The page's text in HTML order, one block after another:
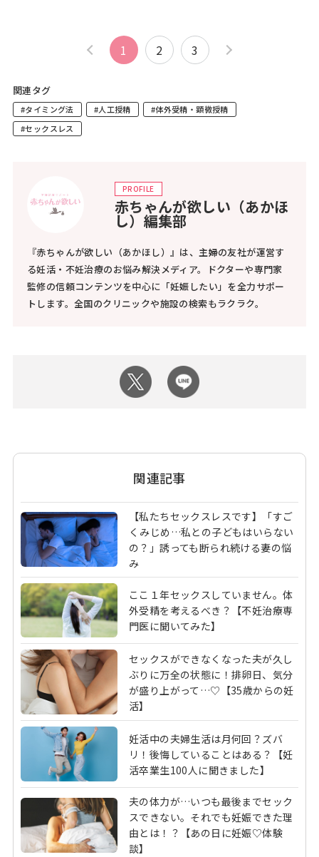
1 2 3
関連タグ
#タイミング法 #人工授精
#体外受精・顕微授精
#セックスレス
PROFILE
赤ちゃんが欲しい（あかほ
し）編集部
『赤ちゃんが欲しい（あかほし）』は、主婦の友社が運営す
る妊活・不妊治療のお悩み解決メディア。ドクターや専門家
監修の信頼コンテンツを中心に「妊娠したい」を全力サポー
トします。全国のクリニックや施設の検索もラクラク。
関連記事
【私たちセックスレスです】「すご
くみじめ…私との子どもはいらない
の？」誘っても断られ続ける妻の悩
み
ここ１年セックスしていません。体
外受精を考えるべき？【不妊治療専
門医に聞いてみた】
セックスができなくなった夫が久し
ぶりに万全の状態に！排卵日、気分
が盛り上がって…♡【35歳からの妊
活】
妊活中の夫婦生活は月何回？ズバ
リ！後悔していることはある？【妊
活卒業生100人に聞きました】
夫の体力が…いつも最後までセック
スできない。それでも妊娠できた理
由とは！？【あの日に妊娠♡体験
談】